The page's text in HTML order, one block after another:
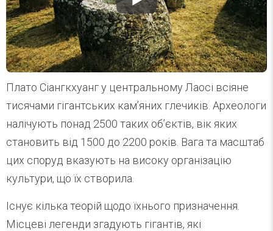
Плато Сіангкхуанг у центральному Лаосі всіяне
тисячами гігантських кам’яних глечиків. Археологи
налічують понад 2500 таких об’єктів, вік яких
становить від 1500 до 2200 років. Вага та масштаб
цих споруд вказують на високу організацію
культури, що їх створила.
Існує кілька теорій щодо їхнього призначення.
Місцеві легенди згадують гігантів, які